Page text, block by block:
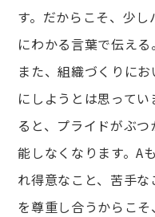
す。だからこそ、少
にわかる言葉で伝える
また、組織づくりにお
にしようとは思って
ると、プライドがぶ
能しなくなります。A
れ得意なこと、苦手
を尊重し合うからこ